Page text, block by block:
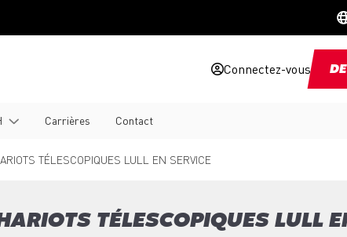
Connectez-vous
Carrières Contact
TÉLESCOPIQUES LULL EN SERVICE
TÉLESCOPIQUES LULL